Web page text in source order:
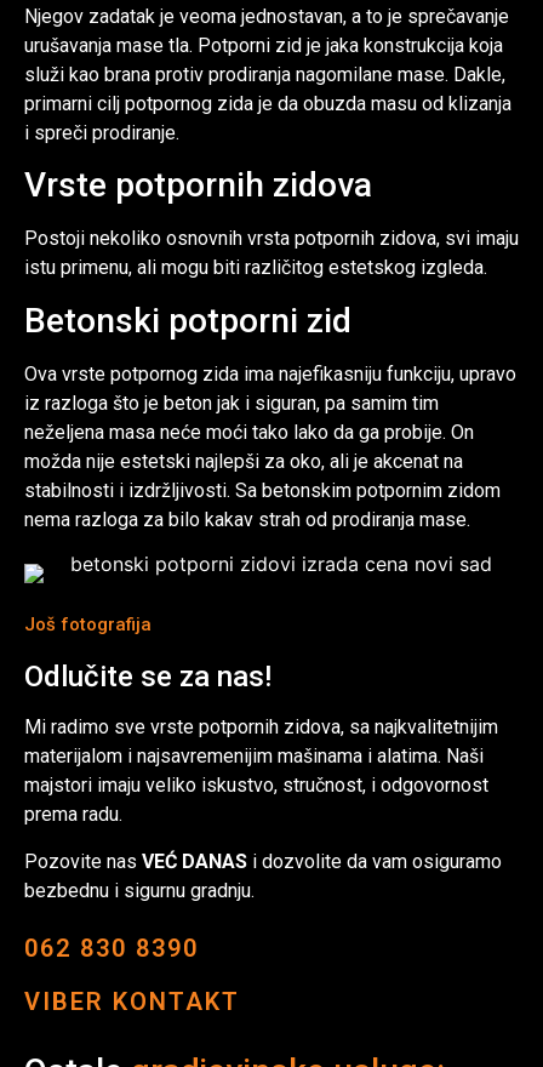
Njegov zadatak je veoma jednostavan, a to je sprečavanje
urušavanja mase tla. Potporni zid je jaka konstrukcija koja
služi kao brana protiv prodiranja nagomilane mase. Dakle,
primarni cilj potpornog zida je da obuzda masu od klizanja
i spreči prodiranje.
Vrste potpornih zidova
Postoji nekoliko osnovnih vrsta potpornih zidova, svi imaju
istu primenu, ali mogu biti različitog estetskog izgleda.
Betonski potporni zid
Ova vrste potpornog zida ima najefikasniju funkciju, upravo
iz razloga što je beton jak i siguran, pa samim tim
neželjena masa neće moći tako lako da ga probije. On
možda nije estetski najlepši za oko, ali je akcenat na
stabilnosti i izdržljivosti. Sa betonskim potpornim zidom
nema razloga za bilo kakav strah od prodiranja mase.
Još fotografija
Odlučite se za nas!
Mi radimo sve vrste potpornih zidova, sa najkvalitetnijim
materijalom i najsavremenijim mašinama i alatima. Naši
majstori imaju veliko iskustvo, stručnost, i odgovornost
prema radu.
Pozovite nas VEĆ DANAS i dozvolite da vam osiguramo
bezbednu i sigurnu gradnju.
062 830 8390
VIBER KONTAKT